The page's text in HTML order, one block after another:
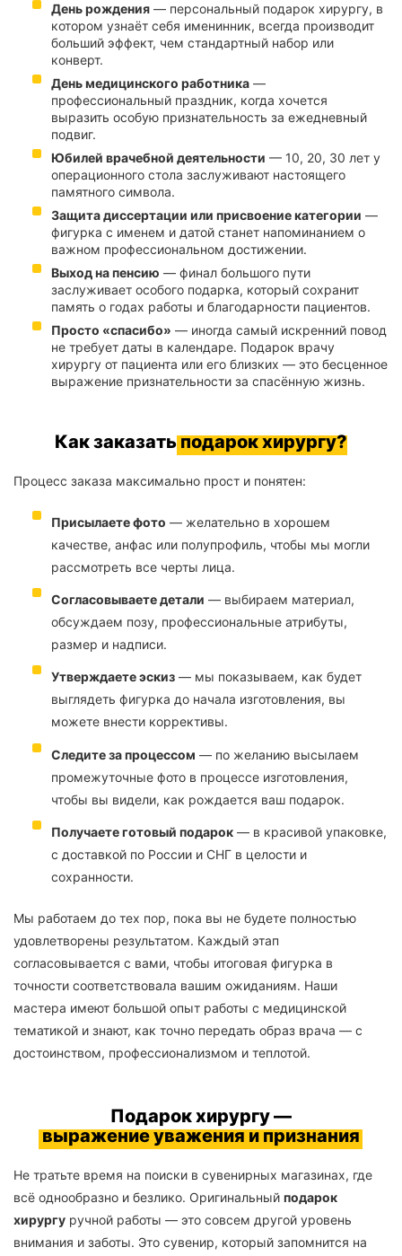
День рождения — персональный подарок хирургу, в
котором узнаёт себя именинник, всегда производит
больший эффект, чем стандартный набор или
конверт.
День медицинского работника —
профессиональный праздник, когда хочется
выразить особую признательность за ежедневный
подвиг.
Юбилей врачебной деятельности — 10, 20, 30 лет у
операционного стола заслуживают настоящего
памятного символа.
Защита диссертации или присвоение категории —
фигурка с именем и датой станет напоминанием о
важном профессиональном достижении.
Выход на пенсию — финал большого пути
заслуживает особого подарка, который сохранит
память о годах работы и благодарности пациентов.
Просто «спасибо» — иногда самый искренний повод
не требует даты в календаре. Подарок врачу
хирургу от пациента или его близких — это бесценное
выражение признательности за спасённую жизнь.
Как заказатьподарок хирургу?
Процесс заказа максимально прост и понятен:
Присылаете фото — желательно в хорошем
качестве, анфас или полупрофиль, чтобы мы могли
рассмотреть все черты лица.
Согласовываете детали — выбираем материал,
обсуждаем позу, профессиональные атрибуты,
размер и надписи.
Утверждаете эскиз — мы показываем, как будет
выглядеть фигурка до начала изготовления, вы
можете внести коррективы.
Следите за процессом — по желанию высылаем
промежуточные фото в процессе изготовления,
чтобы вы видели, как рождается ваш подарок.
Получаете готовый подарок — в красивой упаковке,
с доставкой по России и СНГ в целости и
сохранности.
Мы работаем до тех пор, пока вы не будете полностью
удовлетворены результатом. Каждый этап
согласовывается с вами, чтобы итоговая фигурка в
точности соответствовала вашим ожиданиям. Наши
мастера имеют большой опыт работы с медицинской
тематикой и знают, как точно передать образ врача — с
достоинством, профессионализмом и теплотой.
Подарок хирургу —
выражение уважения и признания
Не тратьте время на поиски в сувенирных магазинах, где
всё однообразно и безлико. Оригинальный подарок
хирургу ручной работы — это совсем другой уровень
внимания и заботы. Это сувенир, который запомнится на